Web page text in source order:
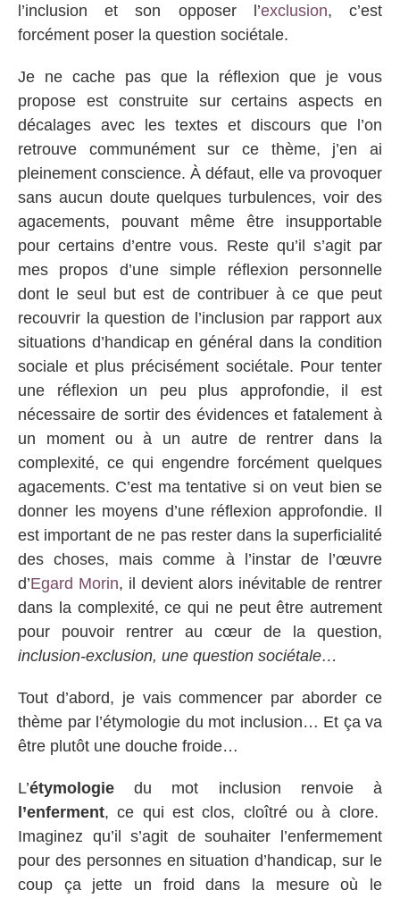
l’inclusion et son opposer l’exclusion, c’est
forcément poser la question sociétale.
Je ne cache pas que la réflexion que je vous
propose est construite sur certains aspects en
décalages avec les textes et discours que l’on
retrouve communément sur ce thème, j’en ai
pleinement conscience. À défaut, elle va provoquer
sans aucun doute quelques turbulences, voir des
agacements, pouvant même être insupportable
pour certains d’entre vous. Reste qu’il s’agit par
mes propos d’une simple réflexion personnelle
dont le seul but est de contribuer à ce que peut
recouvrir la question de l’inclusion par rapport aux
situations d’handicap en général dans la condition
sociale et plus précisément sociétale. Pour tenter
une réflexion un peu plus approfondie, il est
nécessaire de sortir des évidences et fatalement à
un moment ou à un autre de rentrer dans la
complexité, ce qui engendre forcément quelques
agacements. C’est ma tentative si on veut bien se
donner les moyens d’une réflexion approfondie. Il
est important de ne pas rester dans la superficialité
des choses, mais comme à l’instar de l’œuvre
d’Egard Morin, il devient alors inévitable de rentrer
dans la complexité, ce qui ne peut être autrement
pour pouvoir rentrer au cœur de la question,
inclusion-exclusion, une question sociétale…
Tout d’abord, je vais commencer par aborder ce
thème par l’étymologie du mot inclusion… Et ça va
être plutôt une douche froide…
L’étymologie du mot inclusion renvoie à
l’enferment, ce qui est clos, cloîtré ou à clore.
Imaginez qu’il s’agit de souhaiter l’enfermement
pour des personnes en situation d’handicap, sur le
coup ça jette un froid dans la mesure où le